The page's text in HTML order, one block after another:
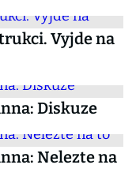
Vyjde na
Diskuze
Nelezte na